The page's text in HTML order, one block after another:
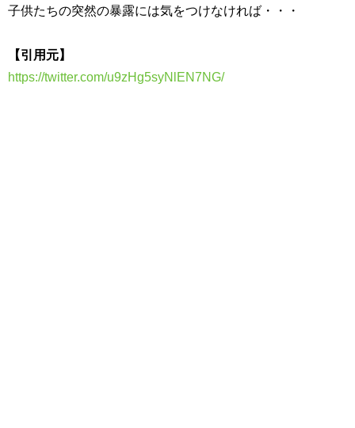
子供たちの突然の暴露には気をつけなければ・・・
【引用元】
https://twitter.com/u9zHg5syNlEN7NG/